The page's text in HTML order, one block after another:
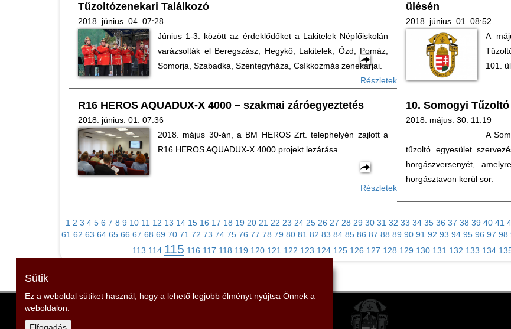
Tűzoltózenekari Találkozó
2018. június. 04. 07:28
Június 1-3. között az érdeklődőket a Lakitelek Népfőiskolán
varázsolták el Beregszász, Hegykő, Lakitelek, Ózd, Pomáz,
Somorja, Szabadka, Szentegyháza, Csíkkozmás zenekarjai.
Részletek
ülésén
2018. június. 01. 08:52
A
101.
R16 HEROS AQUADUX-X 4000 – szakmai záróegyeztetés
2018. június. 01. 07:36
2018. május 30-án, a BM HEROS Zrt. telephelyén zajlott a
R16 HEROS AQUADUX-X 4000 projekt lezárása.
Részletek
10. Somogyi
2018. május. 30. 11:19
A
tűzoltó egyesület
horgászversenyét,
horgásztavon kerül sor.
1 2 3 4 5 6 7 8 9 10 11 12 13 14 15 16 17 18 19 20 21 22 23 24 25 26 27 28 29 30 31 32 33 34 35 36 37 38 39 40 41
61 62 63 64 65 66 67 68 69 70 71 72 73 74 75 76 77 78 79 80 81 82 83 84 85 86 87 88 89 90 91 92 93 94 95 96 97 98
113 114 115 116 117 118 119 120 121 122 123 124 125 126 127 128 129 130 131 132 133 134
Sütik
Ez a weboldal sütiket használ, hogy a lehető legjobb élményt nyújtsa Önnek a
weboldalon.